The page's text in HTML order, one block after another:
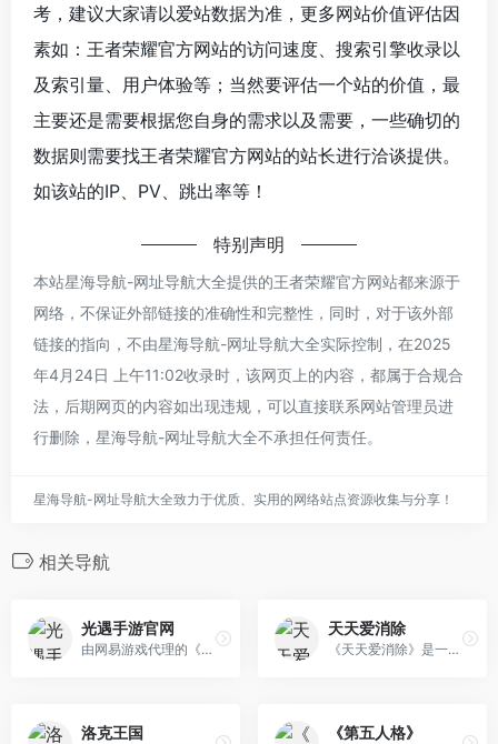
考，建议大家请以爱站数据为准，更多网站价值评估因
素如：王者荣耀官方网站的访问速度、搜索引擎收录以
及索引量、用户体验等；当然要评估一个站的价值，最
主要还是需要根据您自身的需求以及需要，一些确切的
数据则需要找王者荣耀官方网站的站长进行洽谈提供。
如该站的IP、PV、跳出率等！
特别声明
本站星海导航-网址导航大全提供的王者荣耀官方网站都来源于
网络，不保证外部链接的准确性和完整性，同时，对于该外部
链接的指向，不由星海导航-网址导航大全实际控制，在2025
年4月24日 上午11:02收录时，该网页上的内容，都属于合规合
法，后期网页的内容如出现违规，可以直接联系网站管理员进
行删除，星海导航-网址导航大全不承担任何责任。
星海导航-网址导航大全致力于优质、实用的网络站点资源收集与分享！
相关导航
光遇手游官网
由网易游戏代理的《光·遇》奇妙之旅 归巢季正在进行中，全新地图云巢上线，快来帮助小镇恢复生机，一起建起心的乐园吧！
天天爱消除
《天天爱消除》是一款超越传统、新鲜时尚的消除类手机游戏。游戏以换位三连消除为基础玩法，加入了各形各色的可爱“萌宠”形象，创新的闯关玩法带来更刺激的体验。游戏还深度植入社交关系链，玩家不仅可以挑战“萌宠”消除，还能够在温馨时尚的游戏氛围中与每一位微信、QQ好友展开亲密互动，轻轻松松成为朋友中的大红人！
洛克王国 《第五人格》